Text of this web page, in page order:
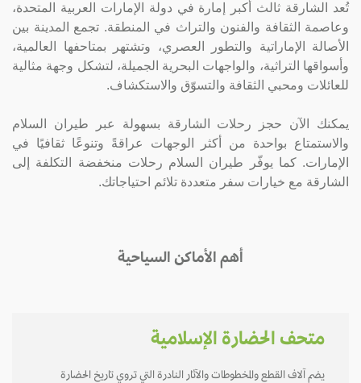
تُعد الشارقة ثالث أكبر إمارة في دولة الإمارات العربية المتحدة،
وعاصمة الثقافة والفنون والتراث في المنطقة. تجمع المدينة بين
الأصالة الإماراتية والتطور العصري، وتشتهر بمتاحفها العالمية،
وأسواقها التراثية، والواجهات البحرية الجميلة، لتشكل وجهة مثالية
للعائلات ومحبي الثقافة والتسوّق والاستكشاف.
يمكنك الآن حجز رحلات الشارقة بسهولة عبر طيران السلام
والاستمتاع بواحدة من أكثر الوجهات عراقةً وتنوعًا ثقافيًا في
الإمارات. كما يوفّر طيران السلام رحلات منخفضة التكلفة إلى
الشارقة مع خيارات سفر متعددة تلائم احتياجاتك.
أهم الأماكن السياحية
متحف الحضارة الإسلامية
يضم آلاف القطع والمخطوطات والآثار النادرة التي تروي تاريخ الحضارة